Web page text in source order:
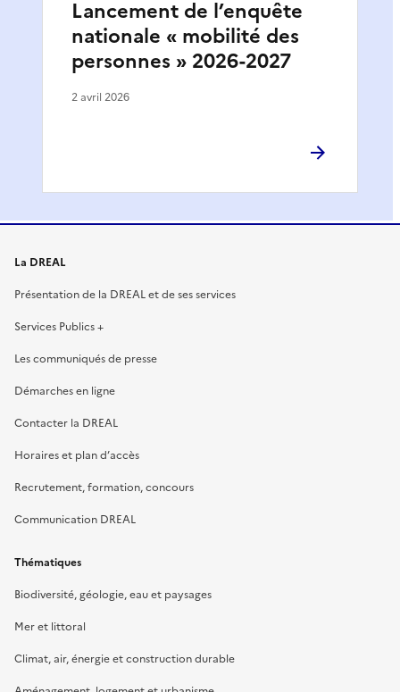
Lancement de l’enquête
nationale « mobilité des
personnes » 2026-2027
2 avril 2026
La DREAL
Présentation de la DREAL et de ses services
Services Publics +
Les communiqués de presse
Démarches en ligne
Contacter la DREAL
Horaires et plan d’accès
Recrutement, formation, concours
Communication DREAL
Thématiques
Biodiversité, géologie, eau et paysages
Mer et littoral
Climat, air, énergie et construction durable